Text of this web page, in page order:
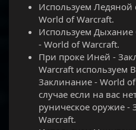
Используем Ледяной
World of Warcraft.
Используем
- World of Warcraft.
При проке Иней -
Warcraft используем
Заклинание - World
случае если на вас
руническое оружие -
Warcraft.